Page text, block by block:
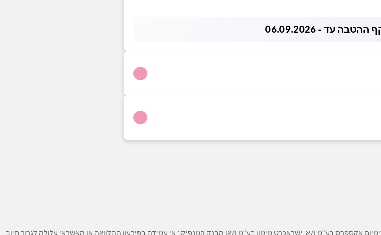
ההטבה עד - 06.09.2026
אקספרס בע"מ ו/או ישראכרט מימון בע"מ ו/או הבנק המנפיק * אי עמידה בפירעון ההלוואה או האשראי עלולה לגרור חיוב